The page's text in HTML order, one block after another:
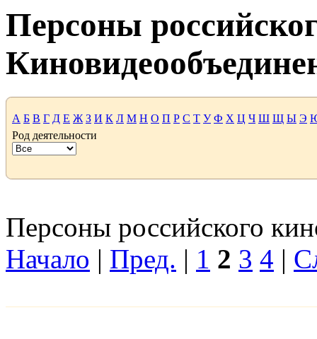
Персоны
А Б В Г Д Е Ж З И К Л М Н О П Р С Т У Ф Х Ц Ч Ш Щ Ы Э
Род деятельности
Персоны российского
Начало | Пред. | 1 2 3 4 |